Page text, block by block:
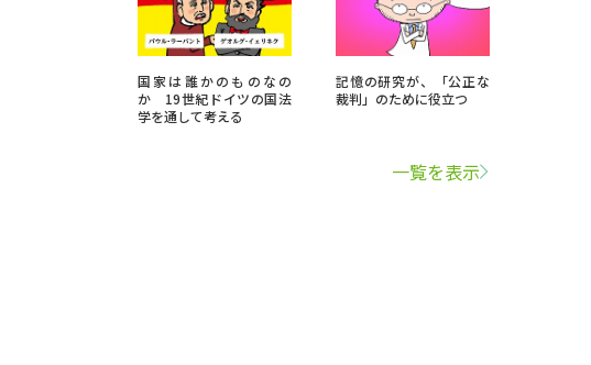
国家は誰かのものなの
か 19世紀ドイツの国法
学を通して考える
記憶の研究が、「公正な
裁判」のために役立つ
一覧を表示